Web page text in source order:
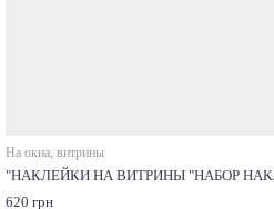
На окна, витрины
"НАКЛЕЙКИ НА ВИТРИНЫ "НАБОР
620 грн